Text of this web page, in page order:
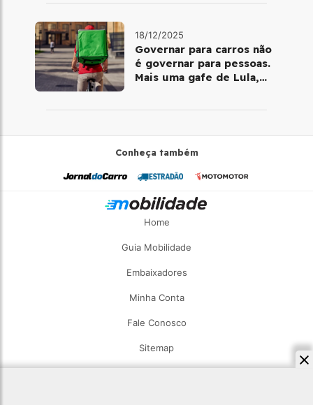
18/12/2025
Governar para carros não
é governar para pessoas.
Mais uma gafe de Lula,
Conheça também
Home
Guia Mobilidade
Embaixadores
Minha Conta
Fale Conosco
Sitemap